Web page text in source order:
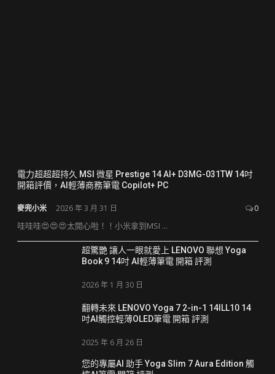
電力超超超持久 MSI 微星 Prestige 14 AI+ D3MG-031TW 14吋
開箱評價，AI輕薄商務筆電 Copilot+ PC
麥兜小米 2026 年 3 月 31 日 0
哇哇哇😍😍😍太開心啦！！小米拿到MSI ...
超驚艷 讓人一眼就愛上 LENOVO 聯想 Yoga
Book 9 14吋 AI輕薄筆電 開箱 評測
2026 年 1 月 30 日
翻轉未來 LENOVO Yoga 7 2-in-1 14ILL10 14
吋AI觸控輕薄OLED筆電 開箱 評測
2025 年 6 月 26 日
您的專屬AI 助手 Yoga Slim 7 Aura Edition 觸